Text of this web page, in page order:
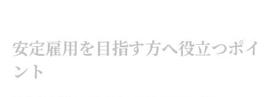
安定雇用を目指す方へ役立つポイ
ント